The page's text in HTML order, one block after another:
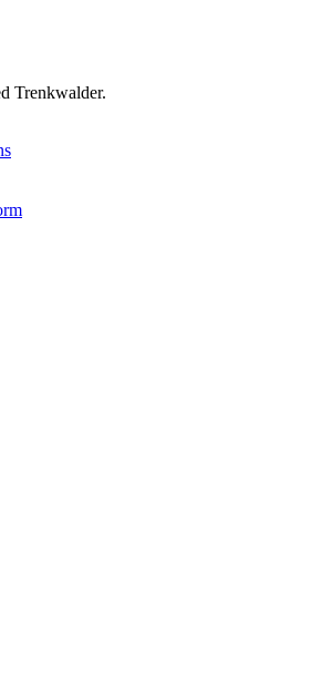
Trenkwalder.